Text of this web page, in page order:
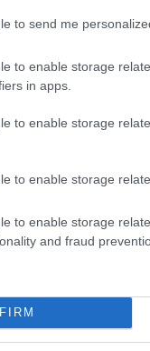
to send me
to enable storage
in apps.
to enable storage
to enable storage
to enable storage
and fraud
AI
nő, de a bevétel
de a telefon nem